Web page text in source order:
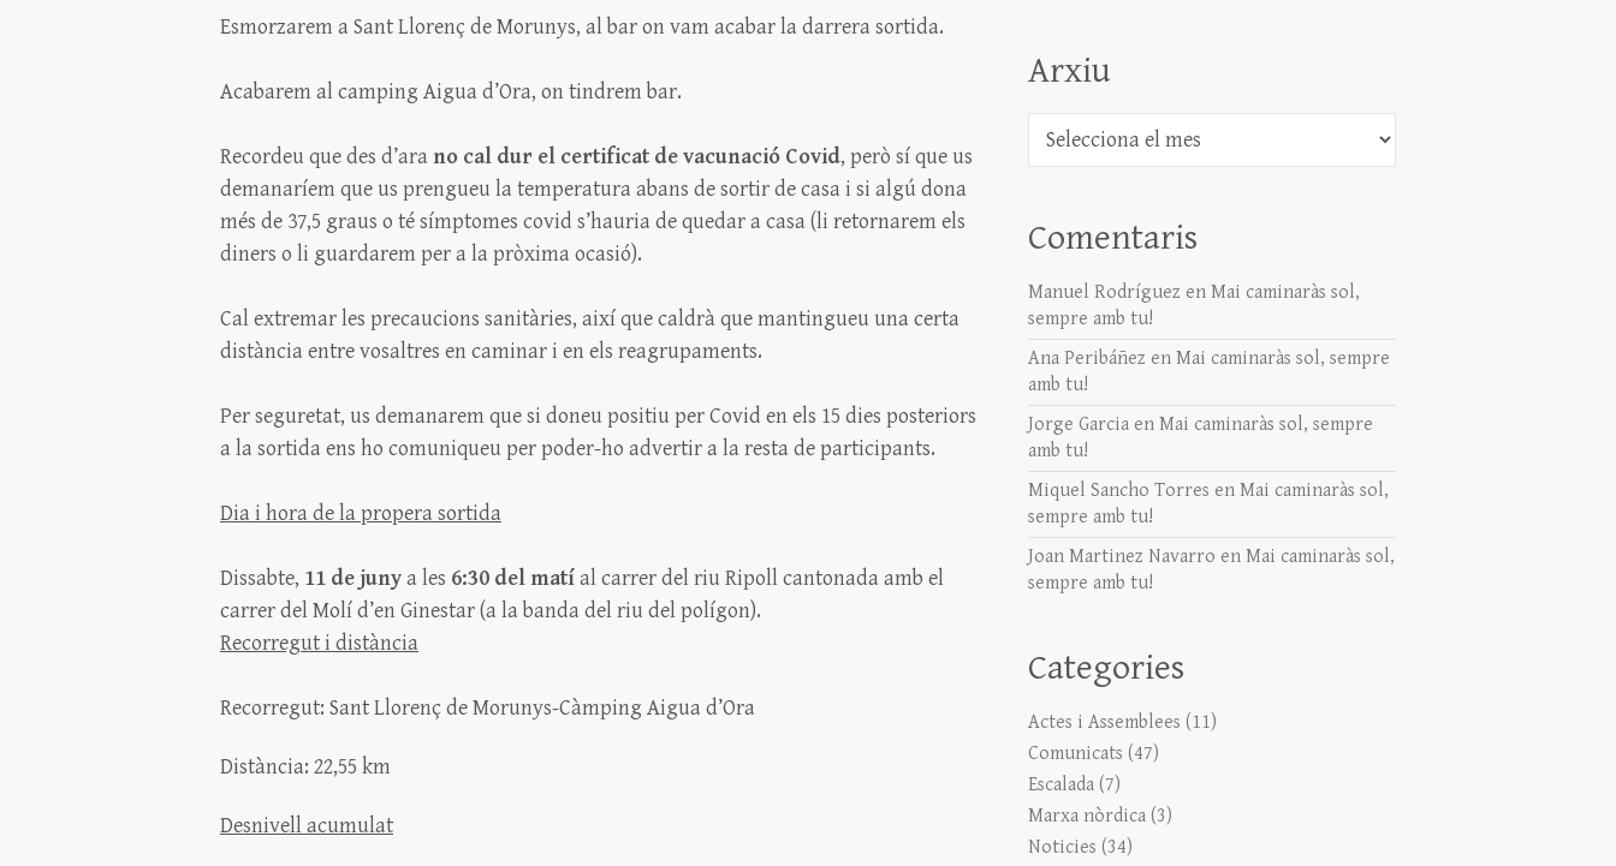
Esmorzarem a Sant Llorenç de Morunys, al bar on vam acabar la darrera sortida.
Acabarem al camping Aigua d’Ora, on tindrem bar.
Recordeu que des d’ara no cal dur el certificat de vacunació Covid, però sí que us
demanaríem que us prengueu la temperatura abans de sortir de casa i si algú dona
més de 37,5 graus o té símptomes covid s’hauria de quedar a casa (li retornarem els
diners o li guardarem per a la pròxima ocasió).
Cal extremar les precaucions sanitàries, així que caldrà que mantingueu una certa
distància entre vosaltres en caminar i en els reagrupaments.
Per seguretat, us demanarem que si doneu positiu per Covid en els 15 dies posteriors
a la sortida ens ho comuniqueu per poder-ho advertir a la resta de participants.
Dia i hora de la propera sortida
Dissabte, 11 de junya les 6:30 del matíal carrer del riu Ripoll cantonada amb el
carrer del Molí d’en Ginestar (a la banda del riu del polígon).
Recorregut i distància
Recorregut: Sant Llorenç de Morunys-Càmping Aigua d’Ora
Distància: 22,55 km
Desnivell acumulat
Arxiu
Arxiu
Comentaris
Manuel Rodríguez enMai caminaràs sol,
sempre amb tu!
Ana Peribáñez enMai caminaràs sol, sempre
amb tu!
Jorge Garcia enMai caminaràs sol, sempre
amb tu!
Miquel Sancho Torres enMai caminaràs sol,
sempre amb tu!
Joan Martinez Navarro enMai caminaràs sol,
sempre amb tu!
Categories
Actes i Assemblees (11)
Comunicats (47)
Escalada (7)
Marxa nòrdica (3)
Noticies (34)